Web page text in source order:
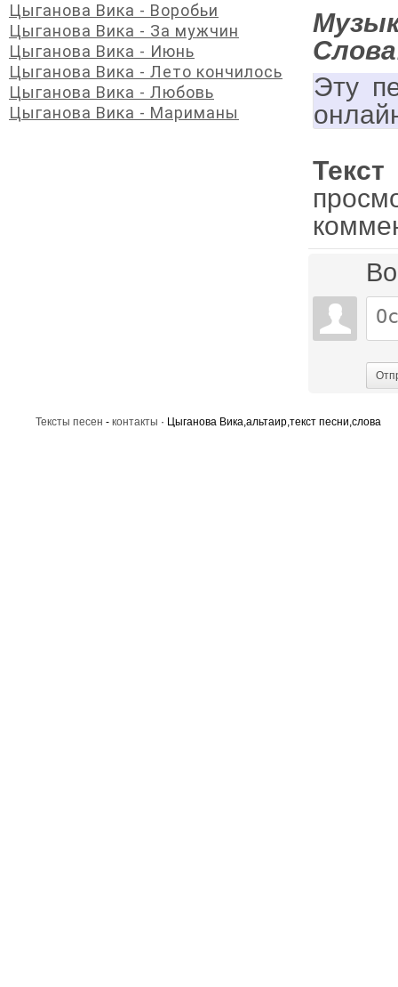
Эту
Цыганова Вика - Воробьи
Цыганова Вика - За мужчин
Цыганова Вика - Июнь
Цыганова Вика - Лето кончилось
Цыганова Вика - Любовь
Цыганова Вика - Мариманы
Тексты песен - контакты · Цыганова Вика,альтаир,текст песни,слова